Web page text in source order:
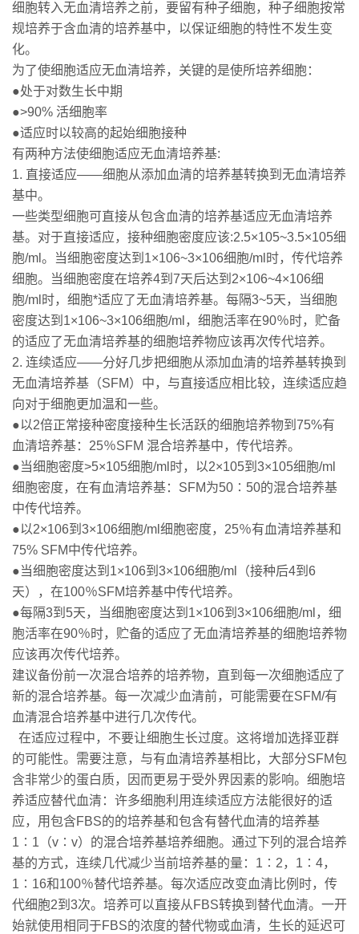
细胞转入无血清培养之前，要留有种子细胞，种子细胞按常
规培养于含血清的培养基中，以保证细胞的特性不发生变
化。
为了使细胞适应无血清培养，关键的是使所培养细胞：
●处于对数生长中期
●>90% 活细胞率
●适应时以较高的起始细胞接种
有两种方法使细胞适应无血清培养基:
1. 直接适应——细胞从添加血清的培养基转换到无血清培养
基中。
一些类型细胞可直接从包含血清的培养基适应无血清培养
基。对于直接适应，接种细胞密度应该:2.5×105~3.5×105细
胞/ml。当细胞密度达到1×106~3×106细胞/ml时，传代培养
细胞。当细胞密度在培养4到7天后达到2×106~4×106细
胞/ml时，细胞*适应了无血清培养基。每隔3~5天，当细胞
密度达到1×106~3×106细胞/ml，细胞活率在90％时，贮备
的适应了无血清培养基的细胞培养物应该再次传代培养。
2. 连续适应——分好几步把细胞从添加血清的培养基转换到
无血清培养基（SFM）中，与直接适应相比较，连续适应趋
向对于细胞更加温和一些。
●以2倍正常接种密度接种生长活跃的细胞培养物到75%有
血清培养基：25％SFM 混合培养基中，传代培养。
●当细胞密度>5×105细胞/ml时，以2×105到3×105细胞/ml
细胞密度，在有血清培养基：SFM为50∶50的混合培养基
中传代培养。
●以2×106到3×106细胞/ml细胞密度，25％有血清培养基和
75% SFM中传代培养。
●当细胞密度达到1×106到3×106细胞/ml（接种后4到6
天），在100％SFM培养基中传代培养。
●每隔3到5天，当细胞密度达到1×106到3×106细胞/ml，细
胞活率在90％时，贮备的适应了无血清培养基的细胞培养物
应该再次传代培养。
建议备份前一次混合培养的培养物，直到每一次细胞适应了
新的混合培养基。每一次减少血清前，可能需要在SFM/有
血清混合培养基中进行几次传代。
在适应过程中，不要让细胞生长过度。这将增加选择亚群
的可能性。需要注意，与有血清培养基相比，大部分SFM包
含非常少的蛋白质，因而更易于受外界因素的影响。细胞培
养适应替代血清：许多细胞利用连续适应方法能很好的适
应，用包含FBS的的培养基和包含有替代血清的培养基
1∶1（v∶v）的混合培养基培养细胞。通过下列的混合培养
基的方式，连续几代减少当前培养基的量：1∶2，1∶4，
1∶16和100％替代培养基。每次适应改变血清比例时，传
代细胞2到3次。培养可以直接从FBS转换到替代血清。一开
始就使用相同于FBS的浓度的替代物或血清，生长的延迟可